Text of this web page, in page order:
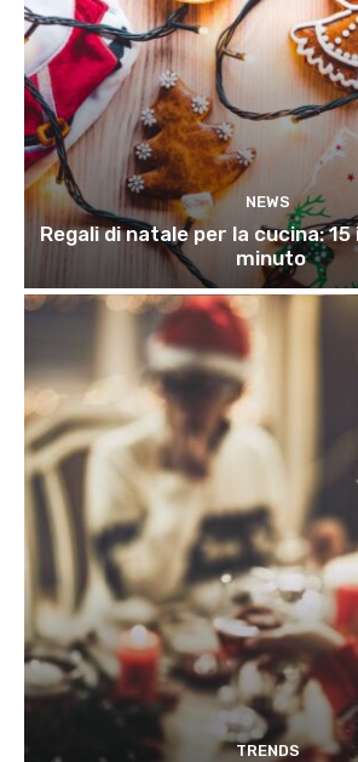
NEWS
Regali di natale per la cucina: 15
minuto
TRENDS